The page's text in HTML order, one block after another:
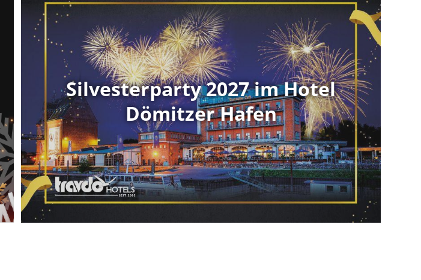
Silvesterparty 2027 im Hotel
Dömitzer Hafen